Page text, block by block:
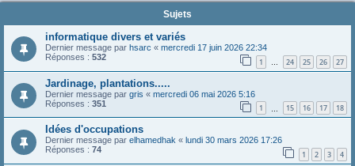
Sujets
informatique divers et variés
Dernier message par hsarc « mercredi 17 juin 2026 22:34
Réponses : 532 1 … 24 25 26 27
Jardinage, plantations.....
Dernier message par gris « mercredi 06 mai 2026 5:16
Réponses : 351 1 15 16 17 18
Idées d'occupations
Dernier message par elhamedhak « lundi 30 mars 2026 17:26
Réponses : 74 1 2 3 4